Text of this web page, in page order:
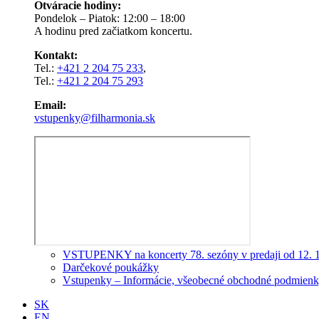
Otváracie hodiny:
Pondelok – Piatok: 12:00 – 18:00
A hodinu pred začiatkom koncertu.
Kontakt:
Tel.: +421 2 204 75 233,
Tel.: +421 2 204 75 293
Email:
vstupenky@filharmonia.sk
VSTUPENKY na koncerty 78. sezóny v predaji od 12.
Darčekové poukážky
Vstupenky – Informácie, všeobecné obchodné
SK